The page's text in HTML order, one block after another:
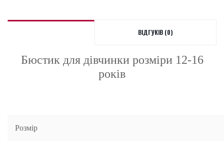
ВІДГУКІВ (0)
Бюстик для дівчинки розміри 12-16
років
Розмір